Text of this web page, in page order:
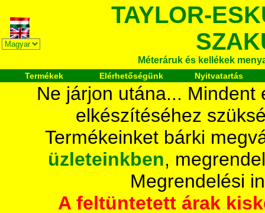
TAYLOR-
Méteráruk és kellékek
Termékek Elérhetőségünk Nyitvatartás
Ne járjon utána...
elkészítéséhez
Termékeinket bárki
üzleteinkben,
Megrendelési
A feltüntetett árak